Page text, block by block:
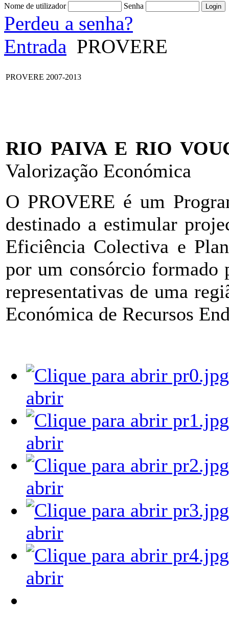
Nome de utilizador Senha
Perdeu a senha?
Entrada PROVERE
PROVERE 2007-2013
RIO PAIVA E RIO
Valorização Económica
O PROVERE é um
destinado a estimular
Eficiência Colectiva e
por um consórcio formado
representativas de uma
Económica de Recursos
abrir
abrir
abrir
abrir
abrir